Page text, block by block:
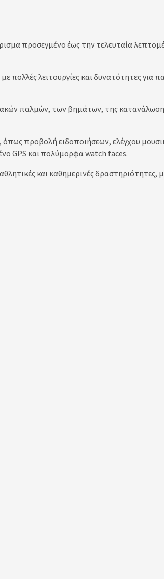
προσεγμένο έως την τελευταία
λειτουργίες και δυνατότητες για
παλμών, των βημάτων, της
όπως προβολή ειδοποιήσεων, ελέγχου
GPS και πολύμορφα watch faces.
και καθημερινές δραστηριότητες,